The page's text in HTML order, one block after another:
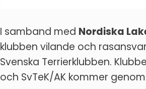
I samband med Nordiska
klubben vilande och
Svenska Terrierklubben.
och SvTeK/AK kommer